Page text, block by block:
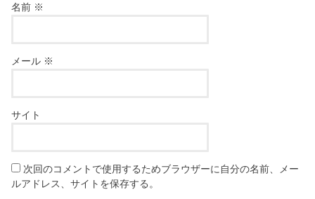
名前 ※
メール ※
サイト
次回のコメントで使用するためブラウザーに自分の名前、メー
ルアドレス、サイトを保存する。